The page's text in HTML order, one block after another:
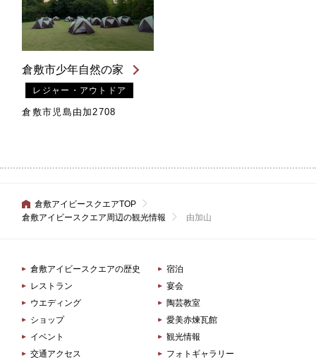
倉敷市少年自然の家
レジャー・アウトドア
倉敷市児島由加2708
倉敷アイビースクエアTOP
倉敷アイビースクエア周辺の観光情報
由加山
倉敷アイビースクエアの歴史
宿泊
レストラン
宴会
ウエディング
陶芸教室
ショップ
愛美赤煉瓦館
イベント
観光情報
交通アクセス
フォトギャラリー